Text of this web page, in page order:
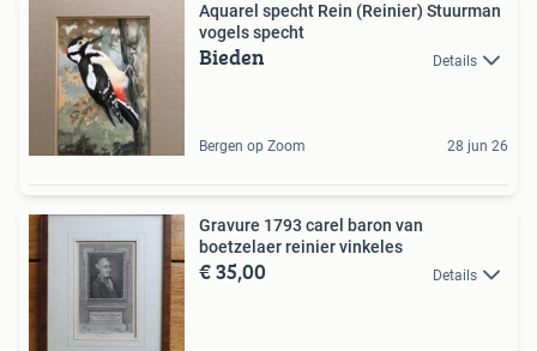
Aquarel specht Rein (Reinier) Stuurman
vogels specht
Bieden Details
Bergen op Zoom 28 jun 26
Gravure 1793 carel baron van
boetzelaer reinier vinkeles
€ 35,00 Details